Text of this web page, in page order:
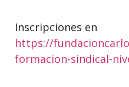
Inscripciones en
https://
formacion-sindical-